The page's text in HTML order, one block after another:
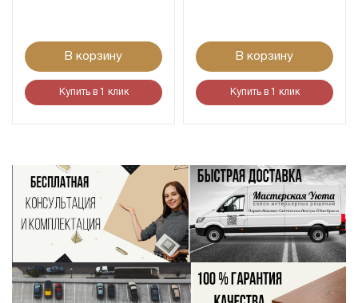
В корзину
Купить в 1 клик
В корзину
Купить в 1 клик